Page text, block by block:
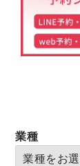
業種